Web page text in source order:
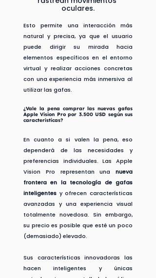
oculares.
Esto permite una interacción más
natural y precisa, ya que el usuario
puede dirigir su mirada hacia
elementos específicos en el entorno
virtual y realizar acciones concretas
con una experiencia más inmersiva al
utilizar las gafas.
¿Vale la pena comprar las nuevas gafas
Apple Vision Pro por 3.500 USD según sus
características?
En cuanto a si valen la pena, eso
dependerá de las necesidades y
preferencias individuales. Las Apple
Vision Pro representan una nueva
frontera en la tecnología de gafas
inteligentes y ofrecen características
avanzadas y una experiencia visual
totalmente novedosa. Sin embargo,
su precio es posible que esté un poco
(demasiado) elevado.
Sus características innovadoras las
hacen inteligentes y únicas